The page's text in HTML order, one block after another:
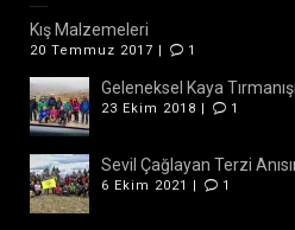
Kış Malzemeleri
20 Temmuz 2017 | 1
Geleneksel Kaya
23 Ekim 2018 | 1
Sevil Çağlayan Terzi
6 Ekim 2021 | 1